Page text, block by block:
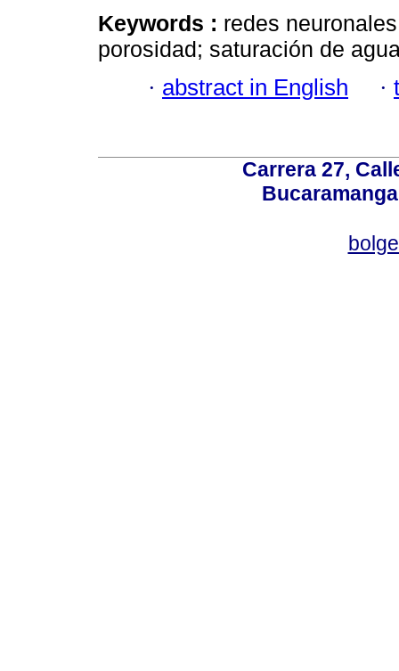
Keywords : redes
porosidad; saturación de
· abstract in English ·
Carrera 27,